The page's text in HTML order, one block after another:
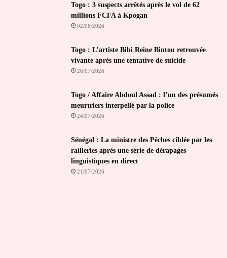
Togo : 3 suspects arrêtés après le vol de 62
millions FCFA à Kpogan
02/08/2026
Togo : L’artiste Bibi Reine Bintou retrouvée
vivante après une tentative de suicide
26/07/2026
Togo / Affaire Abdoul Assad : l’un des présumés
meurtriers interpellé par la police
24/07/2026
Sénégal : La ministre des Pêches ciblée par les
railleries après une série de dérapages
linguistiques en direct
21/07/2026